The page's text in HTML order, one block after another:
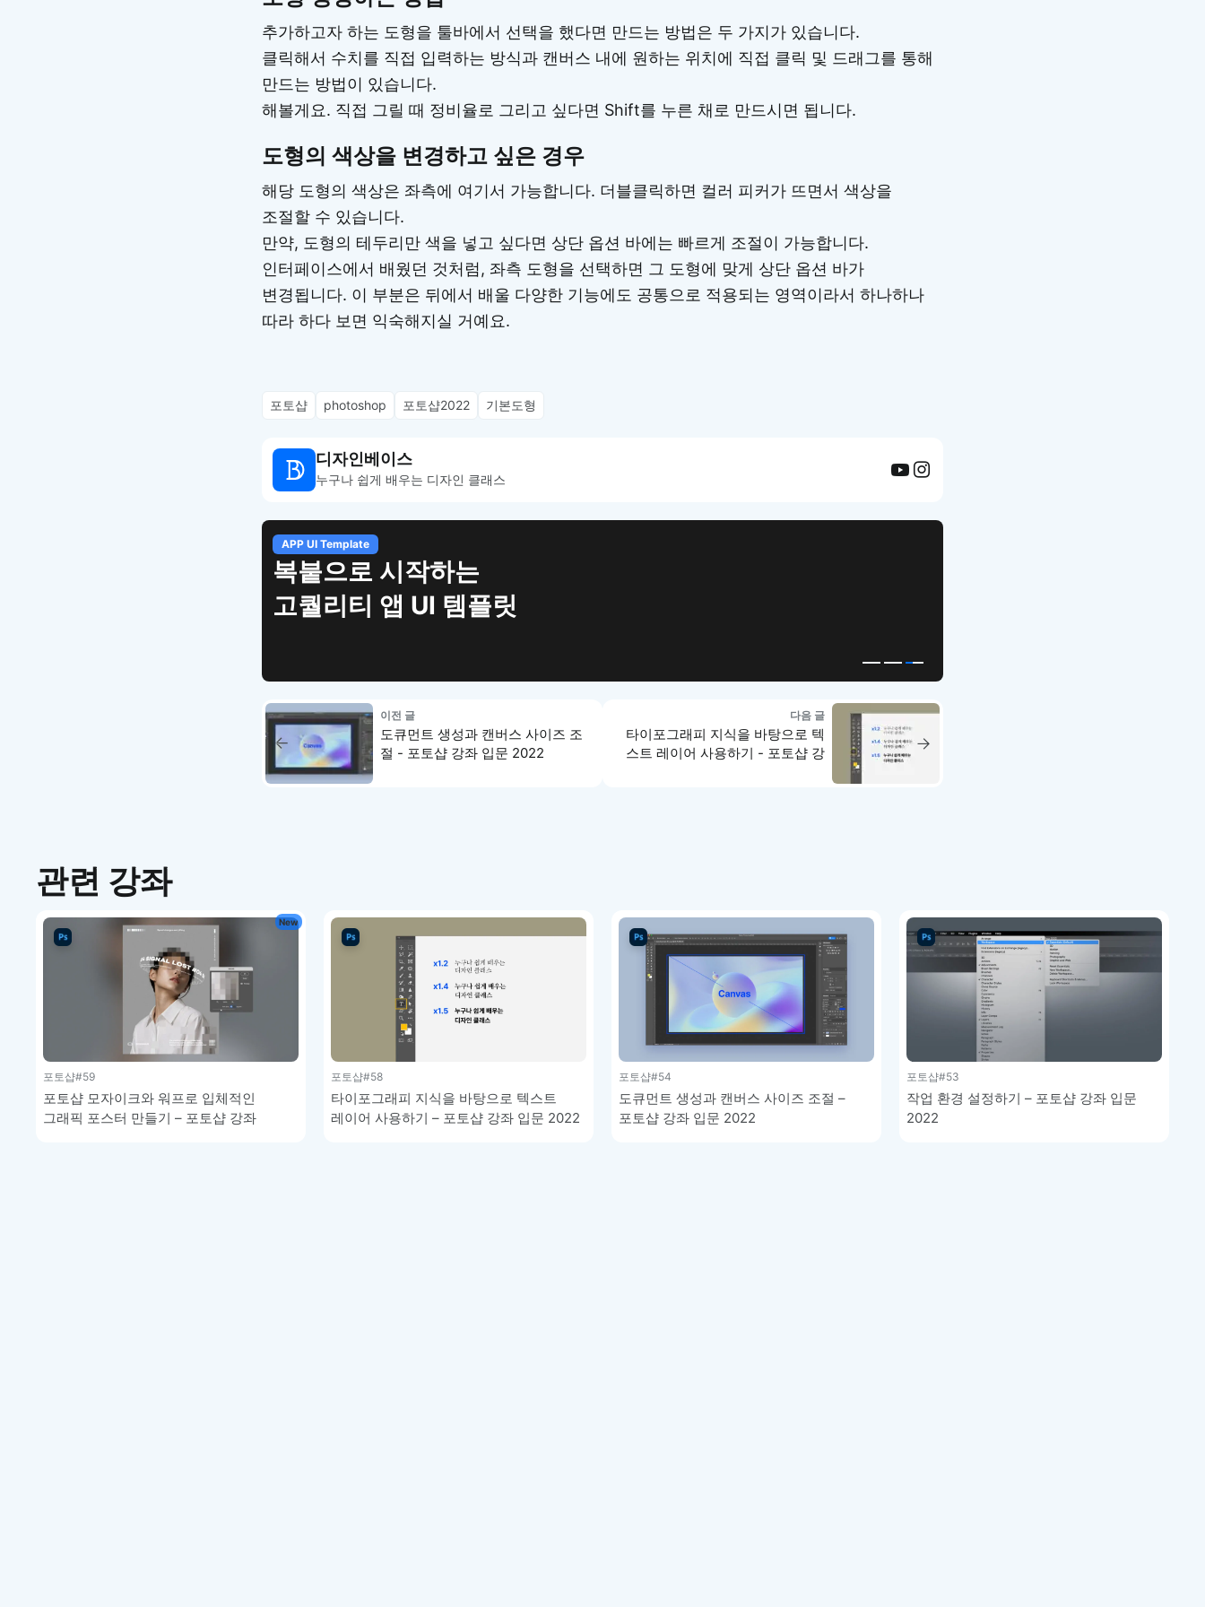
추가하고자 하는 도형을 툴바에서 선택을 했다면 만드는 방법은 두 가지가 있습니다.
클릭해서 수치를 직접 입력하는 방식과 캔버스 내에 원하는 위치에 직접 클릭 및 드래그를 통해
만드는 방법이 있습니다.
해볼게요. 직접 그릴 때 정비율로 그리고 싶다면 Shift를 누른 채로 만드시면 됩니다.
도형의 색상을 변경하고 싶은 경우
해당 도형의 색상은 좌측에 여기서 가능합니다. 더블클릭하면 컬러 피커가 뜨면서 색상을
조절할 수 있습니다.
만약, 도형의 테두리만 색을 넣고 싶다면 상단 옵션 바에는 빠르게 조절이 가능합니다.
인터페이스에서 배웠던 것처럼, 좌측 도형을 선택하면 그 도형에 맞게 상단 옵션 바가
변경됩니다. 이 부분은 뒤에서 배울 다양한 기능에도 공통으로 적용되는 영역이라서 하나하나
따라 하다 보면 익숙해지실 거예요.
포토샵 photoshop 포토샵2022 기본도형
디자인베이스
누구나 쉽게 배우는 디자인 클래스
APP UI Template
복붙으로 시작하는
고퀄리티 앱 UI 템플릿
이전 글
도큐먼트 생성과 캔버스 사이즈 조
절 - 포토샵 강좌 입문 2022
다음 글
타이포그래피 지식을 바탕으로 텍
스트 레이어 사용하기 - 포토샵 강
관련 강좌
New
포토샵#59
포토샵 모자이크와 워프로 입체적인
그래픽 포스터 만들기 – 포토샵 강좌
포토샵#58
타이포그래피 지식을 바탕으로 텍스트
레이어 사용하기 – 포토샵 강좌 입문 2022
포토샵#54
도큐먼트 생성과 캔버스 사이즈 조절 –
포토샵 강좌 입문 2022
포토샵#53
작업 환경 설정하기 – 포토샵 강좌 입문
2022